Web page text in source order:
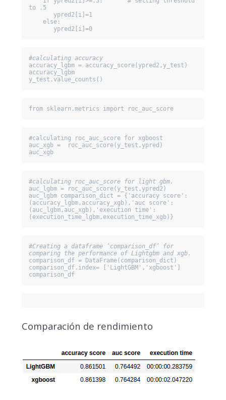
to .5
       ypred2[i]=0
accuracy_lgbm = accuracy_score(ypred2,y_test)
accuracy_lgbm
y_test.value_counts()
from sklearn.metrics import roc_auc_score
#calculating roc_auc_score for xgboost
auc_xgb =  roc_auc_score(y_test,ypred)
auc_xgb
#calculating roc_auc_score for light gbm.
auc_lgbm = roc_auc_score(y_test,ypred2)
auc_lgbm comparison_dict = {'accuracy score':
(accuracy_lgbm,accuracy_xgb),'auc score':
(auc_lgbm,auc_xgb),'execution time':
(execution_time_lgbm,execution_time_xgb)}
#Creating a dataframe ‘comparison_df’ for
comparing the performance of Lightgbm and xgb.
comparison_df = DataFrame(comparison_dict)
comparison_df.index= ['LightGBM','xgboost']
comparison_df
Comparación de rendimiento